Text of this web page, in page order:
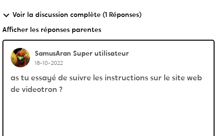
Voir la discussion complète (1 Réponses)
Afficher les réponses parentes
SamusAran Super utilisateur
18-10-2022
as tu essayé de suivre les instructions sur le site web
de videotron ?